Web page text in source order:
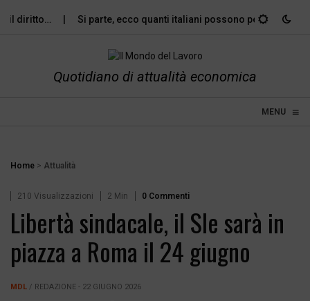
diritto… Si parte, ecco quanti italiani possono permettersi le…
Quotidiano di attualità economica
MENU ≡
☰
Home > Attualità
210 Visualizzazioni 2 Min 0 Commenti
Libertà sindacale, il Sle sarà in
piazza a Roma il 24 giugno
MDL / REDAZIONE - 22 GIUGNO 2026